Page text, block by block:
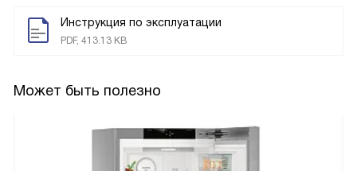
Инструкция по эксплуатации
PDF, 413.13 KB
Может быть полезно